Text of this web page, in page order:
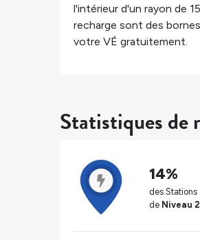
l'intérieur d'un rayon de
recharge sont des
votre VÉ gratuitement.
Statistiques de
14%
des Stations
de Niveau 2